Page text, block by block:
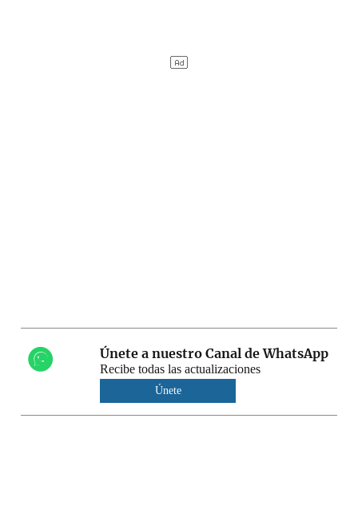
Únete a nuestro Canal de WhatsApp
Recibe todas las actualizaciones
Únete